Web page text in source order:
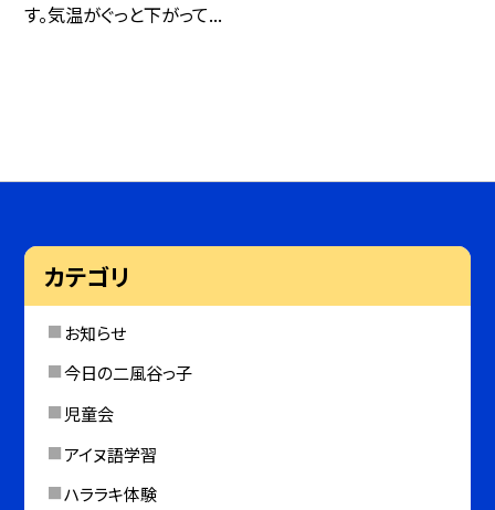
す。気温がぐっと下がって...
カテゴリ
お知らせ
今日の二風谷っ子
児童会
アイヌ語学習
ハララキ体験